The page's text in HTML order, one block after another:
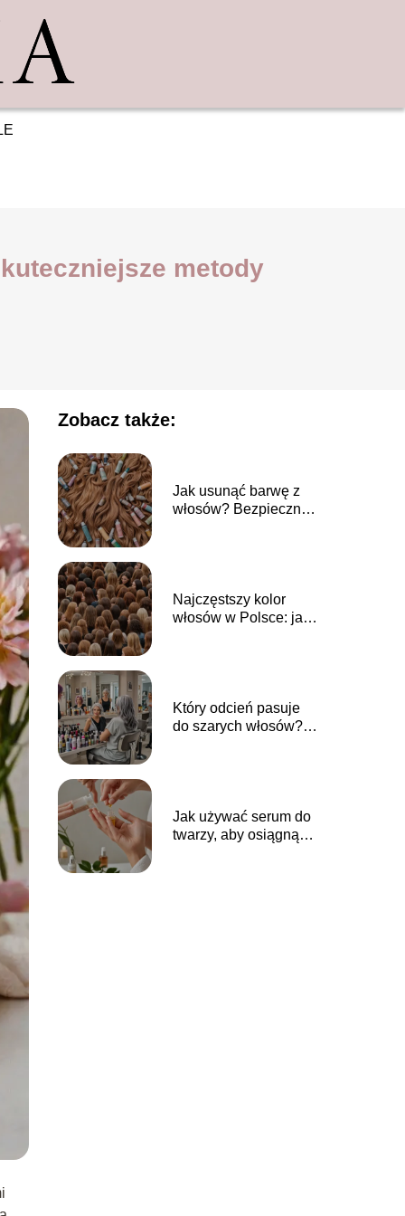
metody
Zobacz także:
Jak usunąć barwę z
włosów? Bezpieczne
Najczęstszy kolor
włosów w Polsce: jaki
Który odcień pasuje
do szarych włosów?
Jak używać serum do
twarzy, aby osiągnąć